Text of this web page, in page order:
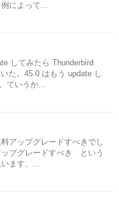
によって...
してみたら Thunderbird
た。45.0 はもう update し
ていうか...
アップグレードすべきでし
ップグレードすべき という
ます、...